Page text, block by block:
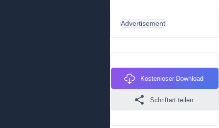
Advertisement
Kostenloser Download
Schriftart teilen